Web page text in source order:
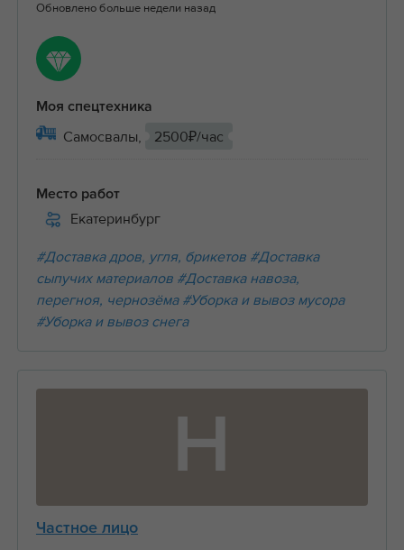
Обновлено больше недели назад
Моя спецтехника
Самосвалы, 2500₽/час
Место работ
Екатеринбург
#Доставка дров, угля, брикетов #Доставка
сыпучих материалов #Доставка навоза,
перегноя, чернозёма #Уборка и вывоз мусора
#Уборка и вывоз снега
Н
Частное лицо